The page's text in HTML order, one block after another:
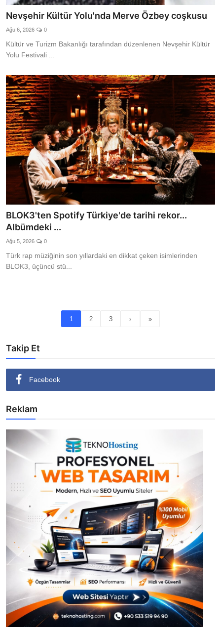
Nevşehir Kültür Yolu'nda Merve Özbey coşkusu
Ağu 6, 2026 0
Kültür ve Turizm Bakanlığı tarafından düzenlenen Nevşehir Kültür
Yolu Festivali ...
BLOK3'ten Spotify Türkiye'de tarihi rekor...
Albümdeki ...
Ağu 5, 2026 0
Türk rap müziğinin son yıllardaki en dikkat çeken isimlerinden
BLOK3, üçüncü stü...
1 2 3 › »
Takip Et
Facebook
Reklam